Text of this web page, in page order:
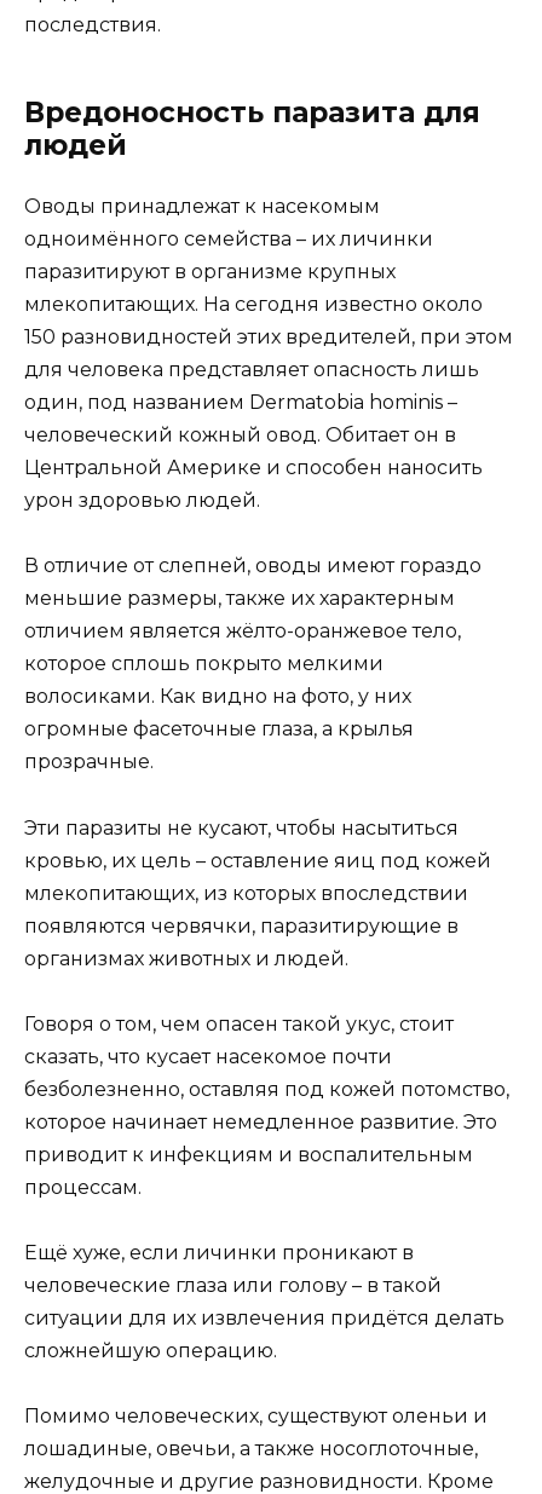
последствия.
Вредоносность паразита для
людей
Оводы принадлежат к насекомым
одноимённого семейства – их личинки
паразитируют в организме крупных
млекопитающих. На сегодня известно около
150 разновидностей этих вредителей, при этом
для человека представляет опасность лишь
один, под названием Dermatobia hominis –
человеческий кожный овод. Обитает он в
Центральной Америке и способен наносить
урон здоровью людей.
В отличие от слепней, оводы имеют гораздо
меньшие размеры, также их характерным
отличием является жёлто-оранжевое тело,
которое сплошь покрыто мелкими
волосиками. Как видно на фото, у них
огромные фасеточные глаза, а крылья
прозрачные.
Эти паразиты не кусают, чтобы насытиться
кровью, их цель – оставление яиц под кожей
млекопитающих, из которых впоследствии
появляются червячки, паразитирующие в
организмах животных и людей.
Говоря о том, чем опасен такой укус, стоит
сказать, что кусает насекомое почти
безболезненно, оставляя под кожей потомство,
которое начинает немедленное развитие. Это
приводит к инфекциям и воспалительным
процессам.
Ещё хуже, если личинки проникают в
человеческие глаза или голову – в такой
ситуации для их извлечения придётся делать
сложнейшую операцию.
Помимо человеческих, существуют оленьи и
лошадиные, овечьи, а также носоглоточные,
желудочные и другие разновидности. Кроме